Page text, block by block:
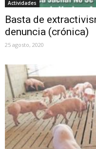
Actividades
Basta de
denuncia (crónica)
25 agosto, 2020